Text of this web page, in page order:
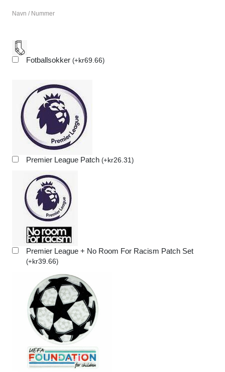
Navn / Nummer
Fotballsokker (+kr69.66)
Premier League Patch (+kr26.31 )
Premier League + No Room For Racism Patch Set
(+kr39.66)